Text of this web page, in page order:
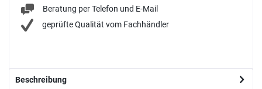
Beratung per Telefon und E-Mail
geprüfte Qualität vom Fachhändler
Beschreibung